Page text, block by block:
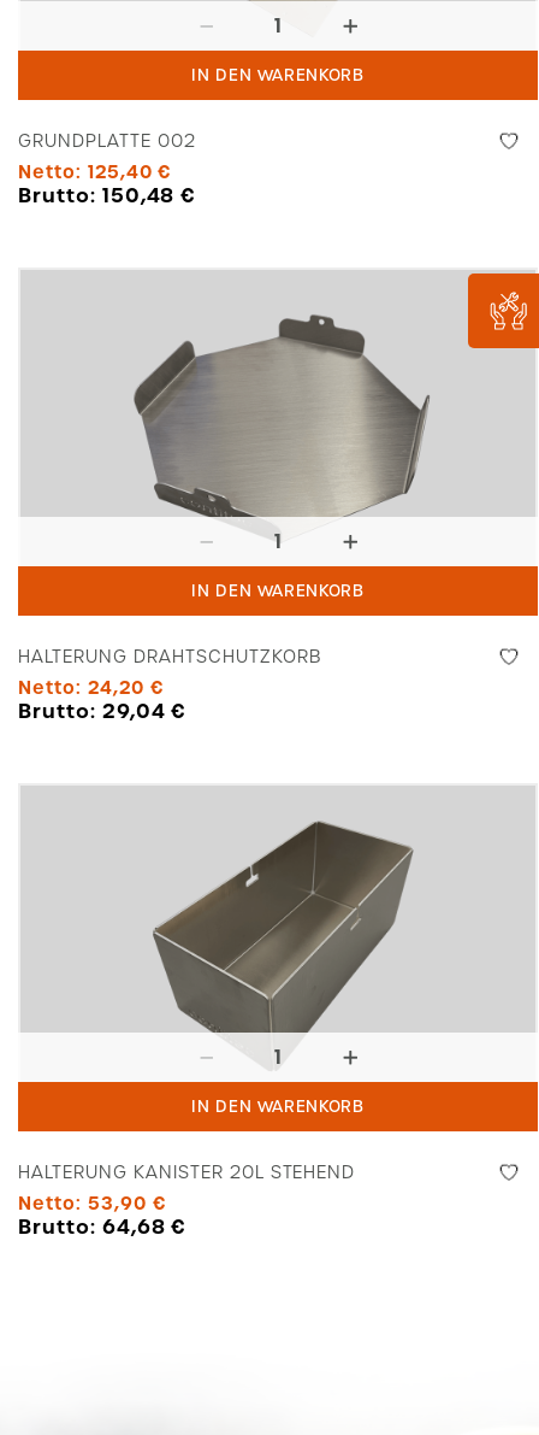
002
IN DEN WARENKORB
GRUNDPLATTE 002
Netto: 125,40€
Brutto: 150,48€
Drahtschutzkorb
IN DEN WARENKORB
HALTERUNG DRAHTSCHUTZKORB
Netto: 24,20 €
Brutto: 29,04€
Kanister
IN DEN WARENKORB
HALTERUNG KANISTER 20L STEHEND
Netto: 53,90 €
Brutto: 64,68€